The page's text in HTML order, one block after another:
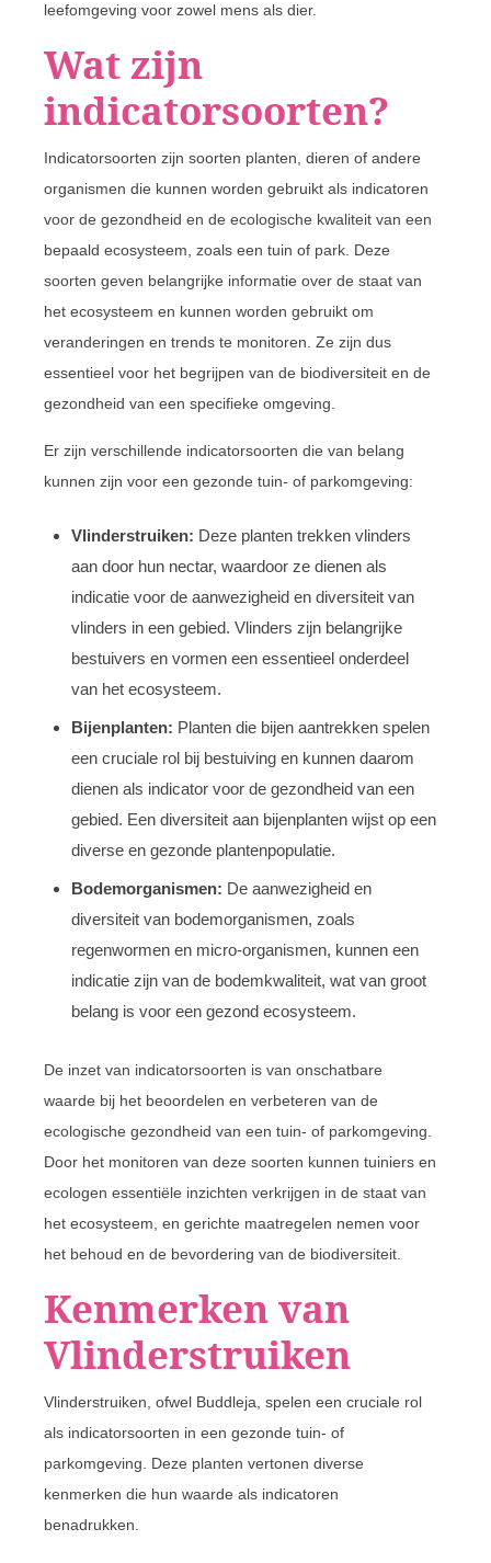
leefomgeving voor zowel mens als dier.
Wat zijn
indicatorsoorten?
Indicatorsoorten zijn soorten planten, dieren of andere
organismen die kunnen worden gebruikt als indicatoren
voor de gezondheid en de ecologische kwaliteit van een
bepaald ecosysteem, zoals een tuin of park. Deze
soorten geven belangrijke informatie over de staat van
het ecosysteem en kunnen worden gebruikt om
veranderingen en trends te monitoren. Ze zijn dus
essentieel voor het begrijpen van de biodiversiteit en de
gezondheid van een specifieke omgeving.
Er zijn verschillende indicatorsoorten die van belang
kunnen zijn voor een gezonde tuin- of parkomgeving:
Vlinderstruiken: Deze planten trekken vlinders
aan door hun nectar, waardoor ze dienen als
indicatie voor de aanwezigheid en diversiteit van
vlinders in een gebied. Vlinders zijn belangrijke
bestuivers en vormen een essentieel onderdeel
van het ecosysteem.
Bijenplanten: Planten die bijen aantrekken spelen
een cruciale rol bij bestuiving en kunnen daarom
dienen als indicator voor de gezondheid van een
gebied. Een diversiteit aan bijenplanten wijst op een
diverse en gezonde plantenpopulatie.
Bodemorganismen: De aanwezigheid en
diversiteit van bodemorganismen, zoals
regenwormen en micro-organismen, kunnen een
indicatie zijn van de bodemkwaliteit, wat van groot
belang is voor een gezond ecosysteem.
De inzet van indicatorsoorten is van onschatbare
waarde bij het beoordelen en verbeteren van de
ecologische gezondheid van een tuin- of parkomgeving.
Door het monitoren van deze soorten kunnen tuiniers en
ecologen essentiële inzichten verkrijgen in de staat van
het ecosysteem, en gerichte maatregelen nemen voor
het behoud en de bevordering van de biodiversiteit.
Kenmerken van
Vlinderstruiken
Vlinderstruiken, ofwel Buddleja, spelen een cruciale rol
als indicatorsoorten in een gezonde tuin- of
parkomgeving. Deze planten vertonen diverse
kenmerken die hun waarde als indicatoren
benadrukken.